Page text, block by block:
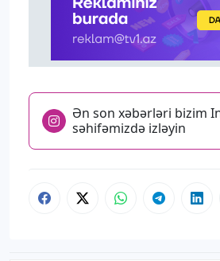
Ən son xəbərləri bizim
səhifəmizdə izləyin